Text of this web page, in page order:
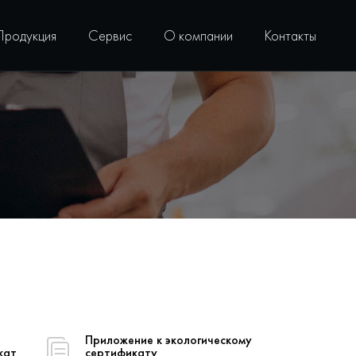
Сервис О компании Контакты
Приложение к экологическому
сертификату